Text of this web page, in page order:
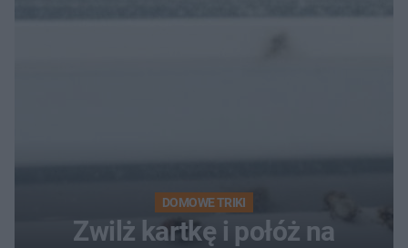
DOMOWE TRIKI
Zwilż kartkę i połóż na